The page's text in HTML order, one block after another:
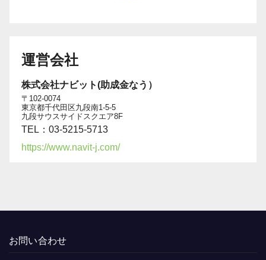
運営会社
株式会社ナビット(助成金なう）
〒102-0074
東京都千代田区九段南1-5-5
九段サウスサイドスクエア8F
TEL：03-5215-5713
https://www.navit-j.com/
お問い合わせ